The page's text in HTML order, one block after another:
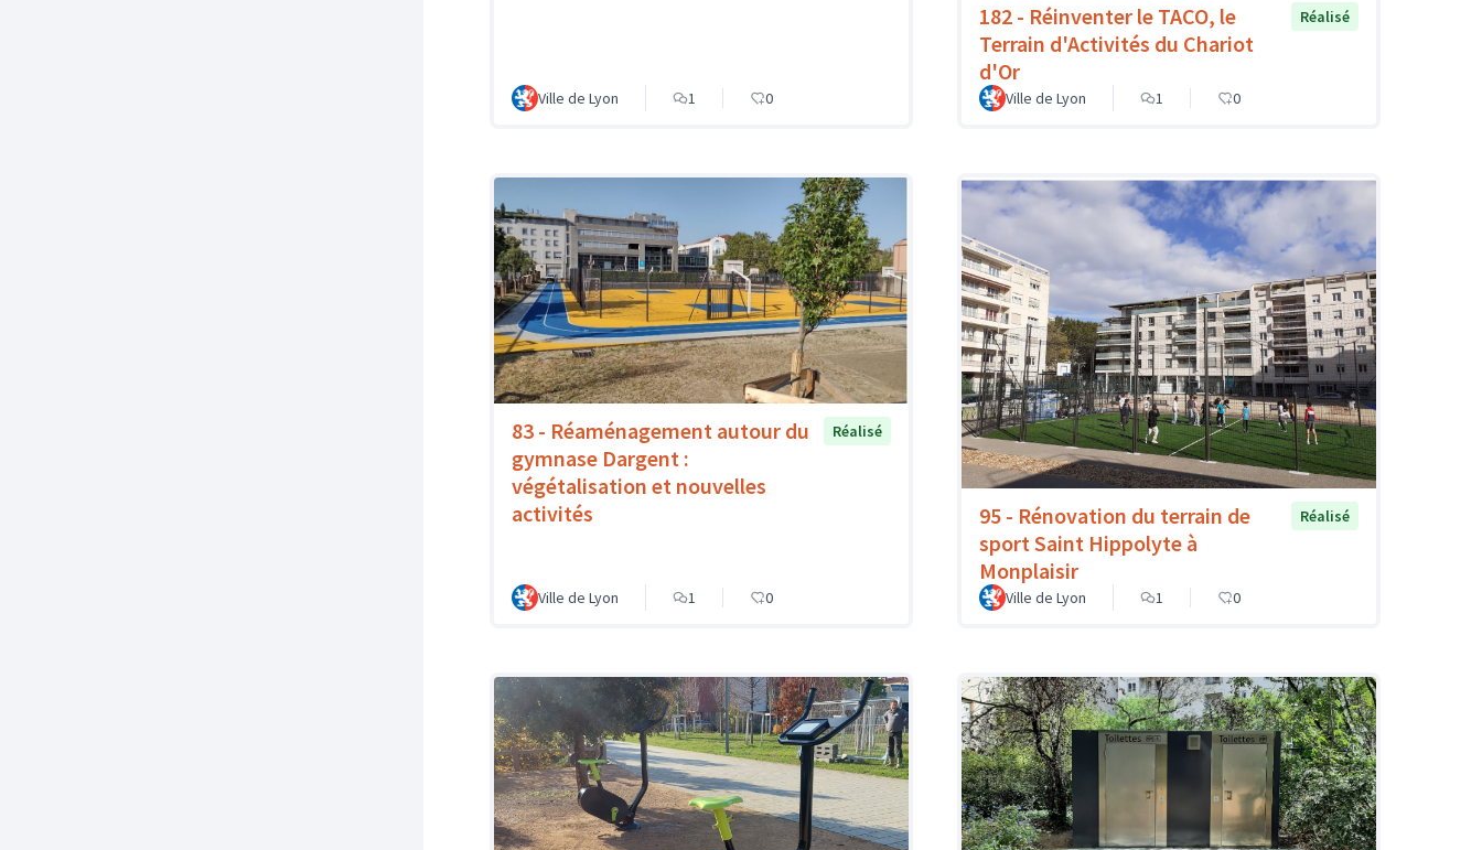
Ville de Lyon 1 0
182 - Réinventer le TACO, le
Terrain d'Activités du Chariot
d'Or
Réalisé
Ville de Lyon 1 0
83 - Réaménagement autour du
gymnase Dargent :
végétalisation et nouvelles
activités
Réalisé
Ville de Lyon 1 0
95 - Rénovation du terrain de
sport Saint Hippolyte à
Monplaisir
Réalisé
Ville de Lyon 1 0